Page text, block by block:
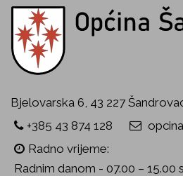
Bjelovarska 6, 43 227
+385 43 874 128
Radno vrijeme:
Radnim danom - 07.00 – 15.00